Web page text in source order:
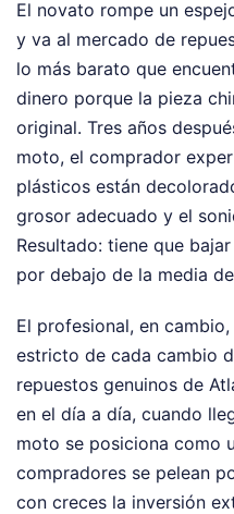
El novato rompe un
y va al mercado de
lo más barato que
dinero porque la pieza
original. Tres años
moto, el comprador
plásticos están
grosor adecuado y el
Resultado: tiene que
por debajo de la media
El profesional, en
estricto de cada cambio
repuestos genuinos de
en el día a día, cuando
moto se posiciona como
compradores se pelean
con creces la inversión